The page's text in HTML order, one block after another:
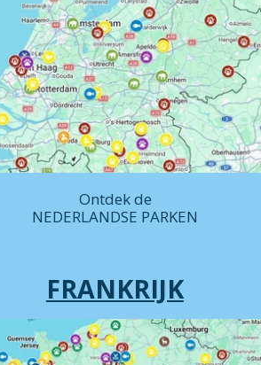
Ontdek de
NEDERLANDSE PARKEN
FRANKRIJK